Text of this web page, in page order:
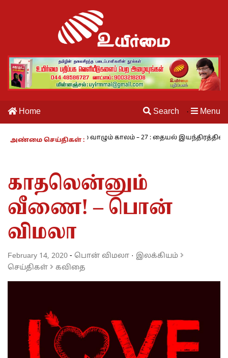
Home Search · Menu
அண்மை செய்திகள் :நாம் வாழும் காலம் – 27 : தையல் இயந்திரத்தின்
காதலென்னும்
வீணை! – பொன்
விமலா
February 14, 2020 - பொன் விமலா · இலக்கியம்
செய்திகள்
கவிதை